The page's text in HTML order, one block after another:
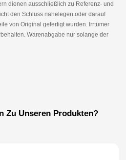
dienen ausschließlich zu Referenz- und
den Schluss nahelegen oder darauf
von Original gefertigt wurden. Irrtümer
Warenabgabe nur solange der
Zu Unseren Produkten?